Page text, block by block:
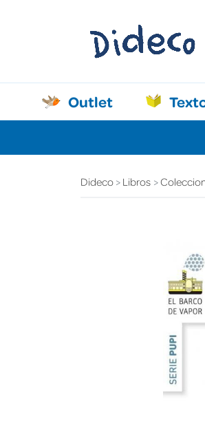
Outlet
Dideco Libros